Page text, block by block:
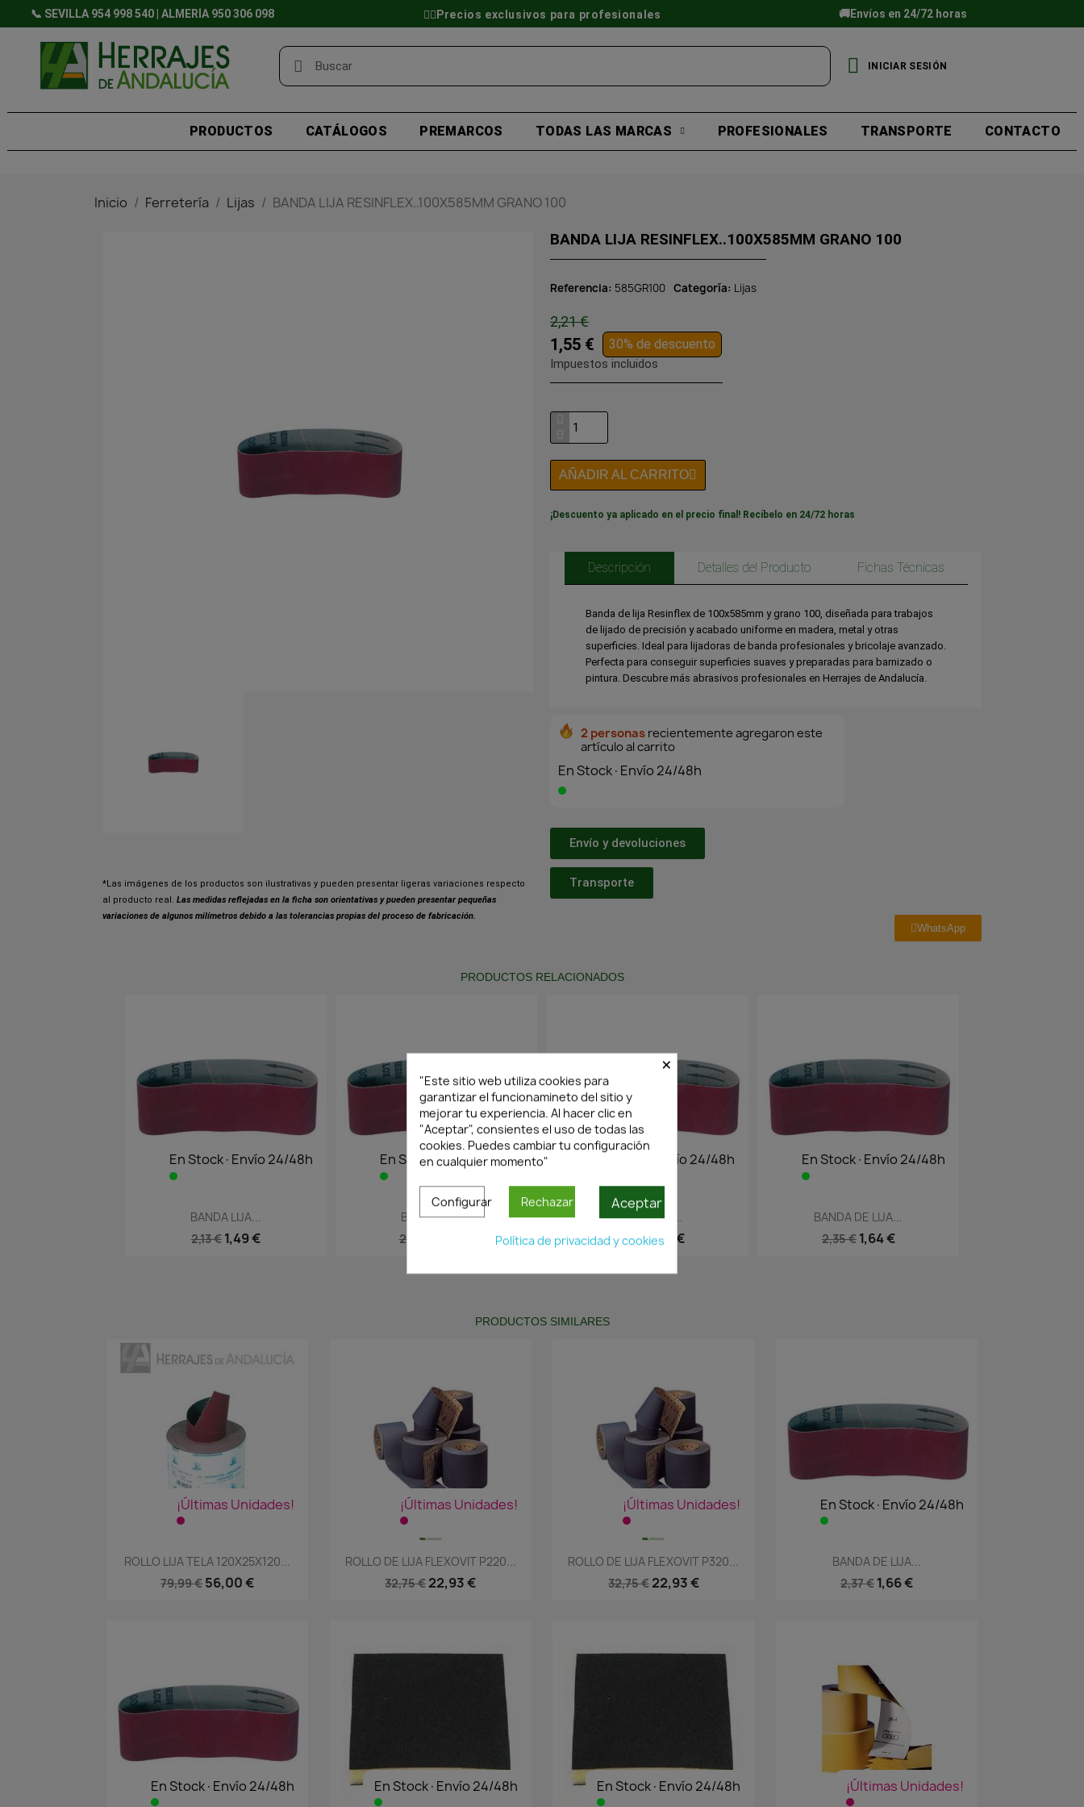
📞 SEVILLA 954 998 540 | ALMERÍA 950 306 098 👷‍♂️Precios exclusivos para profesionales 🚚Envíos en 24/72 horas
INICIAR SESIÓN
PRODUCTOS CATÁLOGOS PREMARCOS TODAS LAS MARCAS PROFESIONALES TRANSPORTE CONTACTO
Inicio Ferretería Lijas BANDA LIJA RESINFLEX..100X585MM GRANO 100
*Las imágenes de los productos son ilustrativas y pueden presentar ligeras variaciones respecto
al producto real. Las medidas reflejadas en la ficha son orientativas y pueden presentar pequeñas
variaciones de algunos milímetros debido a las tolerancias propias del proceso de fabricación.
BANDA LIJA RESINFLEX..100X585MM GRANO 100
Referencia 585GR100 Categoría Lijas
2,21 €
1,55 € 30% de descuento
Impuestos incluidos
AÑADIR AL CARRITO
¡Descuento ya aplicado en el precio final! Recíbelo en 24/72 horas
Descripción Detalles del Producto Fichas Técnicas
Banda de lija Resinflex de 100x585mm y grano 100, diseñada para trabajos
de lijado de precisión y acabado uniforme en madera, metal y otras
superficies. Ideal para lijadoras de banda profesionales y bricolaje avanzado.
Perfecta para conseguir superficies suaves y preparadas para barnizado o
pintura. Descubre más abrasivos profesionales en Herrajes de Andalucía.
2 personas recientemente agregaron este
artículo al carrito
En Stock·Envío 24/48h
Envío y devoluciones
Transporte
WhatsApp
PRODUCTOS RELACIONADOS
En Stock·Envío 24/48h
Vista rápida
BANDA LIJA...
2,13 € 1,49 €
En Stock·Envío 24/48h
 Vista rápida
BANDA LIJA...
2,09 €
En Stock·Envío 24/48h
Vista rápida
BANDA LIJA...
2,40 €1,68 €
En Stock·Envío 24/48h
Vista rápida
BANDA DE LIJA...
2,35 € 1,64 €
PRODUCTOS SIMILARES
¡Últimas Unidades!
Vista rápida
ROLLO LIJA TELA 120X25X120...
79,99 € 56,00 €
¡Últimas Unidades!
 Vista rápida
ROLLO DE LIJA FLEXOVIT P220...
32,75 € 22,93 €
¡Últimas Unidades!
Vista rápida
ROLLO DE LIJA FLEXOVIT P320...
32,75 € 22,93 €
En Stock·Envío 24/48h
Vista rápida
BANDA DE LIJA...
2,37 € 1,66 €
En Stock·Envío 24/48h En Stock·Envío 24/48h En Stock·Envío 24/48h ¡Últimas Unidades!
×
"Este sitio web utiliza cookies para
garantizar el funcionamineto del sitio y
mejorar tu experiencia. Al hacer clic en
"Aceptar", consientes el uso de todas las
cookies. Puedes cambiar tu configuración
en cualquier momento"
Configurar Rechazar Aceptar
Política de privacidad y cookies